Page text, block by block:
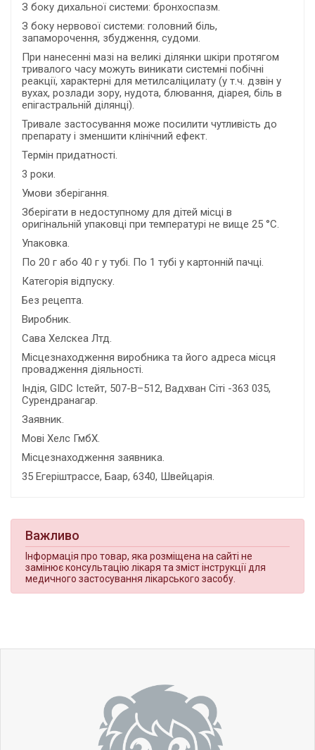
З боку дихальної системи: бронхоспазм.
З боку нервової системи: головний біль,
запаморочення, збудження, судоми.
При нанесенні мазі на великі ділянки шкіри протягом
тривалого часу можуть виникати системні побічні
реакції, характерні для метилсаліцилату (у т.ч. дзвін у
вухах, розлади зору, нудота, блювання, діарея, біль в
епігастральній ділянці).
Тривале застосування може посилити чутливість до
препарату і зменшити клінічний ефект.
Термін придатності.
3 роки.
Умови зберігання.
Зберігати в недоступному для дітей місці в
оригінальній упаковці при температурі не вище 25 °С.
Упаковка.
По 20 г або 40 г у тубі. По 1 тубі у картонній пачці.
Категорія відпуску.
Без рецепта.
Виробник.
Сава Хелскеа Лтд.
Місцезнаходження виробника та його адреса місця
провадження діяльності.
Індія, GIDC Істейт, 507-В–512, Вадхван Сіті -363 035,
Сурендранагар.
Заявник.
Мові Хелс ГмбХ.
Місцезнаходження заявника.
35 Егеріштрассе, Баар, 6340, Швейцарія.
Важливо
Інформація про товар, яка розміщена на сайті не
замінює консультацію лікаря та зміст інструкції для
медичного застосування лікарського засобу.